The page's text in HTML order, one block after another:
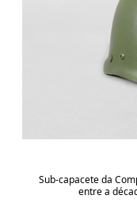
Sub-capacete da
entre a